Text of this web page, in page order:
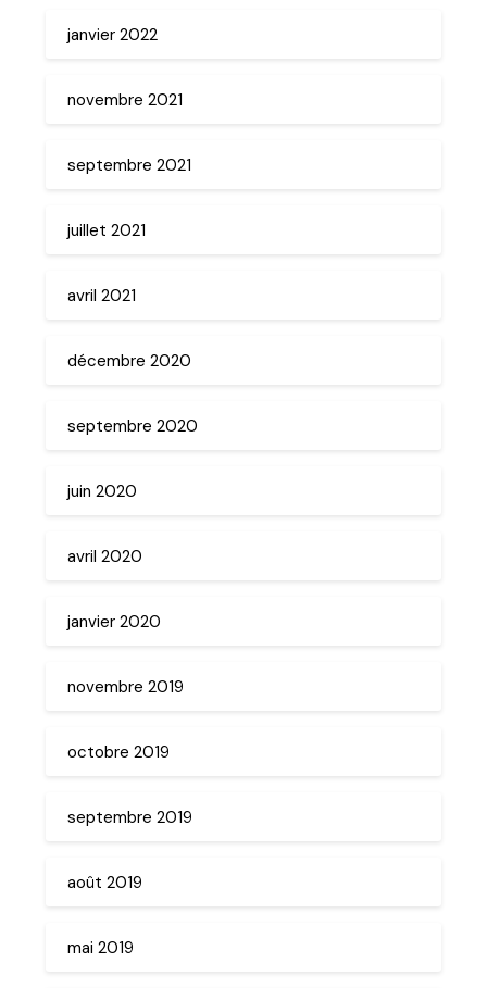
janvier 2022
novembre 2021
septembre 2021
juillet 2021
avril 2021
décembre 2020
septembre 2020
juin 2020
avril 2020
janvier 2020
novembre 2019
octobre 2019
septembre 2019
août 2019
mai 2019